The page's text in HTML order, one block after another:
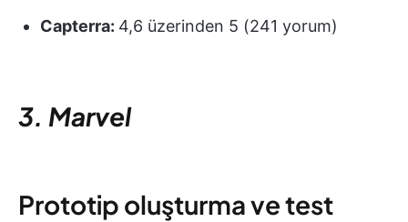
Capterra: 4,6 üzerinden 5 (241 yorum)
3. Marvel
Prototip oluşturma ve test